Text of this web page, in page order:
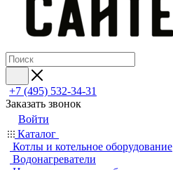
+7 (495) 532‑34‑31
Заказать звонок
Войти
Каталог
Котлы и котельное оборудование
Водонагреватели